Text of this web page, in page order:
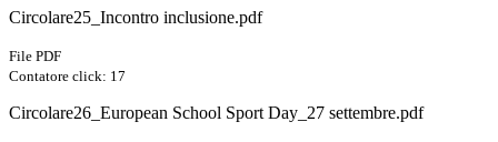
Circolare25_Incontro inclusione.pdf
File PDF
Contatore click: 17
Circolare26_European School Sport Day_27 settembre.pdf